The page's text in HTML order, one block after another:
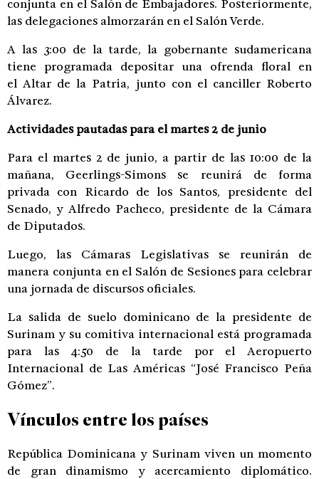
conjunta en el Salón de Embajadores. Posteriormente,
las delegaciones almorzarán en el Salón Verde.
A las 3:00 de la tarde, la gobernante sudamericana
tiene programada depositar una ofrenda floral en
el Altar de la Patria, junto con el canciller Roberto
Álvarez.
Actividades pautadas para el martes 2 de junio
Para el martes 2 de junio, a partir de las 10:00 de la
mañana, Geerlings-Simons se reunirá de forma
privada con Ricardo de los Santos, presidente del
Senado, y Alfredo Pacheco, presidente de la Cámara
de Diputados.
Luego, las Cámaras Legislativas se reunirán de
manera conjunta en el Salón de Sesiones para celebrar
una jornada de discursos oficiales.
La salida de suelo dominicano de la presidente de
Surinam y su comitiva internacional está programada
para las 4:50 de la tarde por el Aeropuerto
Internacional de Las Américas “José Francisco Peña
Gómez”.
Vínculos entre los países
República Dominicana y Surinam viven un momento
de gran dinamismo y acercamiento diplomático.